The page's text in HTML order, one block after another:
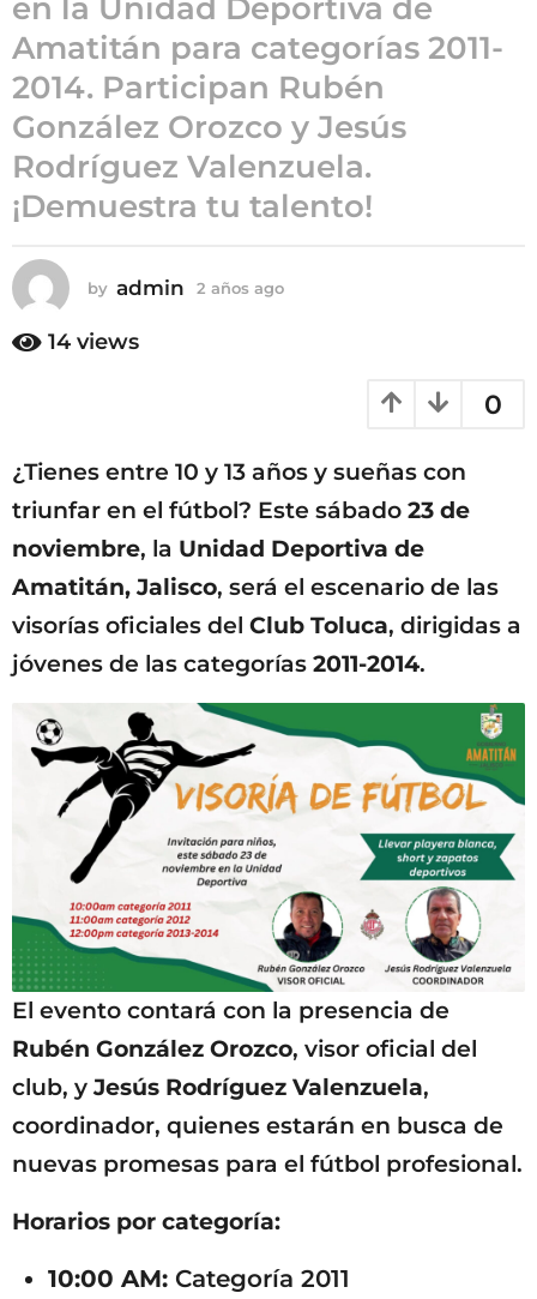
a
ñ
o
s
a
g
o
en la Unidad Deportiva de
Amatitán para categorías 2011-
2014. Participan Rubén
González Orozco y Jesús
Rodríguez Valenzuela.
¡Demuestra tu talento!
by admin 2 años ago
14 views
0
¿Tienes entre 10 y 13 años y sueñas con
triunfar en el fútbol? Este sábado 23 de
noviembre, la Unidad Deportiva de
Amatitán, Jalisco, será el escenario de las
visorías oficiales del Club Toluca, dirigidas a
jóvenes de las categorías 2011-2014.
El evento contará con la presencia de
Rubén González Orozco, visor oficial del
club, y Jesús Rodríguez Valenzuela,
coordinador, quienes estarán en busca de
nuevas promesas para el fútbol profesional.
Horarios por categoría:
10:00 AM: Categoría 2011